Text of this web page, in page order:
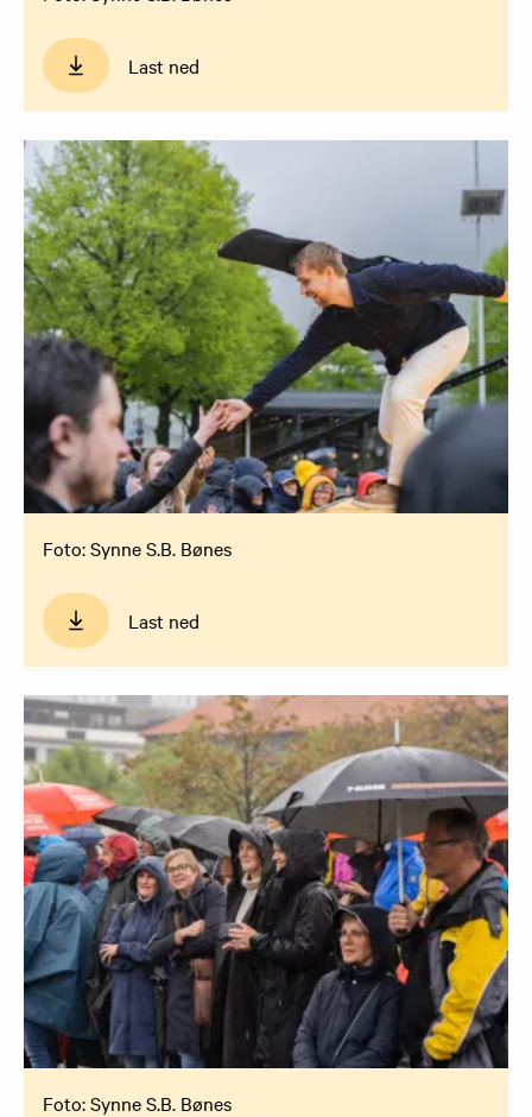
Last ned
Foto: Synne S.B. Bønes
Last ned
Foto: Synne S.B. Bønes